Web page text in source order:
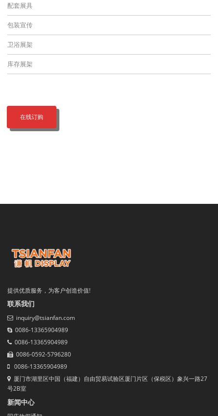
配套展具
包装宣传
卫浴展架
库存展架
在线订购
提供优质服务，为客户创造价值!
联系我们
inquiry@tsianfan.com
0086-13365904989
0086-13365904989
0086-0592-5796280
0086-13365904989
厦门市湖里区中国（福建）自由贸易试验区厦门片区（保税区）象兴一路27
号2B室
新闻中心